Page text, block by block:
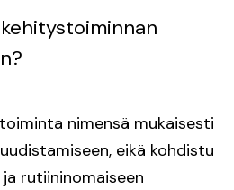
nimensä mukaisesti
eikä kohdistu
rutiininomaiseen